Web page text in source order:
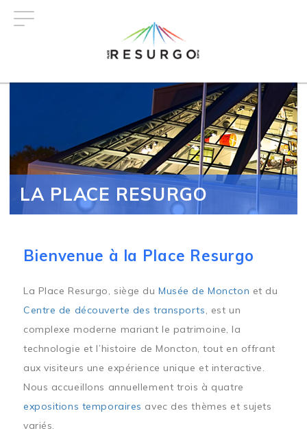
LA PLACE RESURGO
Bienvenue à la Place Resurgo
La Place Resurgo, siège duMusée de Moncton et du
Centre de découverte des transports, est un
complexe moderne mariant le patrimoine, la
technologie et l’histoire de Moncton, tout en offrant
aux visiteurs une expérience unique et interactive.
Nous accueillons annuellement trois à quatre
expositions temporaires avec des thèmes et sujets
variés.